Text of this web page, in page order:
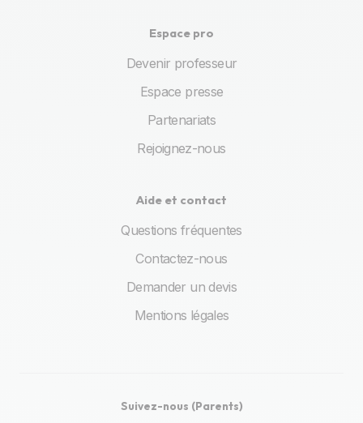
Espace pro
Devenir professeur
Espace presse
Partenariats
Rejoignez-nous
Aide et contact
Questions fréquentes
Contactez-nous
Demander un devis
Mentions légales
Suivez-nous (Parents)